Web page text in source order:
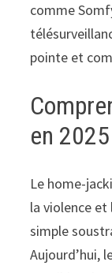
comme
pointe et
en 2025
Le home-
la violence
simple
Aujourd’hui,